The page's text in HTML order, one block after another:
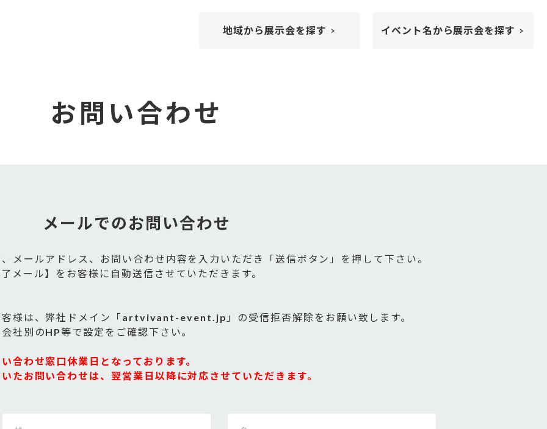
地域から展示会を探す イベント名から展示会を探す
お問い合わせ
メールでのお問い合わせ
メールアドレス、お問い合わせ内容を入力いただき「送信ボタン」を押して下さい。
メール】をお客様に自動送信させていただきます。
客様は、弊社ドメイン「artvivant-event.jp」の受信拒否解除をお願い致します。
社別のHP等で設定をご確認下さい。
合わせ窓口休業日となっております。
たお問い合わせは、翌営業日以降に対応させていただきます。